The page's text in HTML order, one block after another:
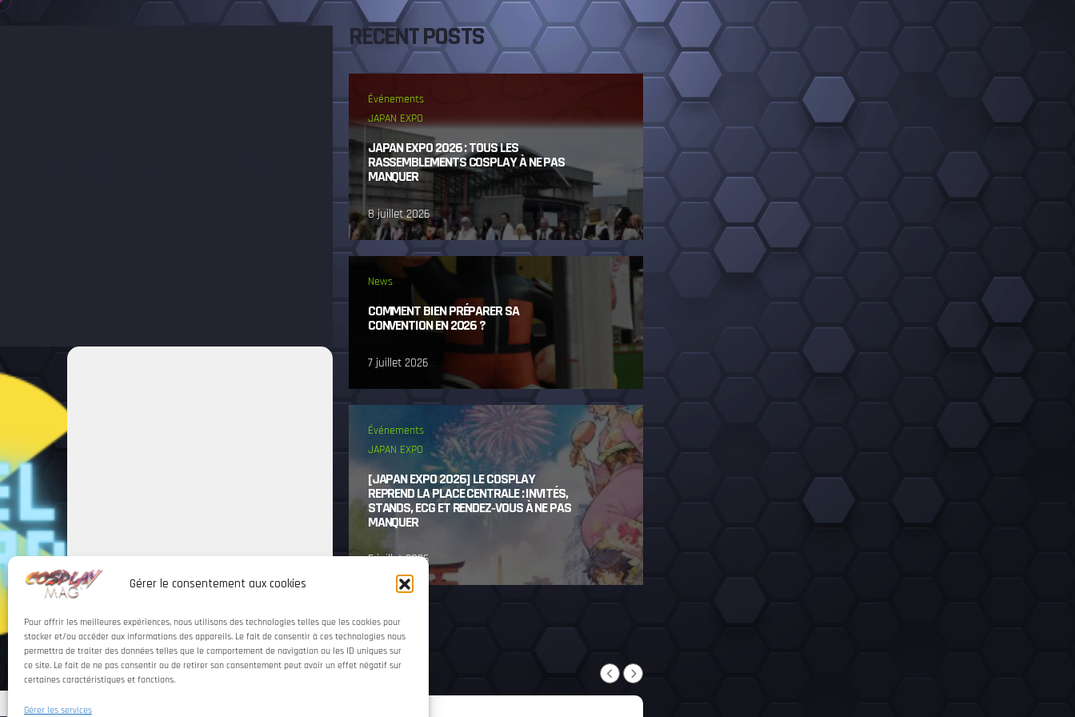
Gérer le consentement aux cookies
Pour offrir les meilleures expériences, nous utilisons des technologies telles que les cookies pour
stocker et/ou accéder aux informations des appareils. Le fait de consentir à ces technologies nous
permettra de traiter des données telles que le comportement de navigation ou les ID uniques sur
ce site. Le fait de ne pas consentir ou de retirer son consentement peut avoir un effet négatif sur
certaines caractéristiques et fonctions.
Gérer les services
RECENT POSTS
Événements
JAPAN EXPO
JAPAN EXPO 2026 : TOUS LES
RASSEMBLEMENTS COSPLAY À NE PAS
MANQUER
8 juillet 2026
News
COMMENT BIEN PRÉPARER SA
CONVENTION EN 2026 ?
7 juillet 2026
Événements
JAPAN EXPO
[JAPAN EXPO 2026] LE COSPLAY
REPREND LA PLACE CENTRALE : INVITÉS,
STANDS, ECG ET RENDEZ‑VOUS À NE PAS
MANQUER
5 juillet 2026